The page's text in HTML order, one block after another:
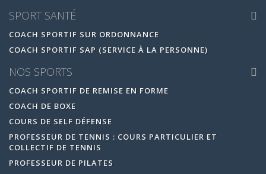
SPORT SANTÉ
COACH SPORTIF SUR ORDONNANCE
COACH SPORTIF SAP (SERVICE À LA PERSONNE)
NOS SPORTS
COACH SPORTIF DE REMISE EN FORME
COACH DE BOXE
COURS DE SELF DÉFENSE
PROFESSEUR DE TENNIS : COURS PARTICULIER ET
COLLECTIF DE TENNIS
PROFESSEUR DE PILATES